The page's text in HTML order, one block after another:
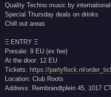
Quality Techno music by
Special Thursday deals on drinks
Chill out areas
Ξ ENTRY Ξ
Presale: 9 EU (ex fee)
At the door: 12 EU
Tickets: https://partyflock.nl/
Location: Club Roots
Address: Rembrandtplein 45, 1017